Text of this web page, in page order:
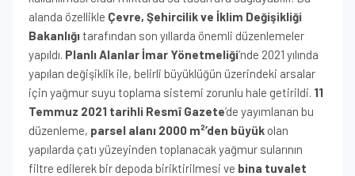
alanda özellikle Çevre, Şehircilik ve İklim Değişikliği
Bakanlığı tarafından son yıllarda önemli düzenlemeler
yapıldı. Planlı Alanlar İmar Yönetmeliği’nde 2021 yılında
yapılan değişiklik ile, belirli büyüklüğün üzerindeki arsalar
için yağmur suyu toplama sistemi zorunlu hale getirildi. 11
Temmuz 2021 tarihli Resmî Gazete’de yayımlanan bu
düzenleme, parsel alanı 2000 m²’den büyük olan
yapılarda çatı yüzeyinden toplanacak yağmur sularının
filtre edilerek bir depoda biriktirilmesi ve bina tuvalet